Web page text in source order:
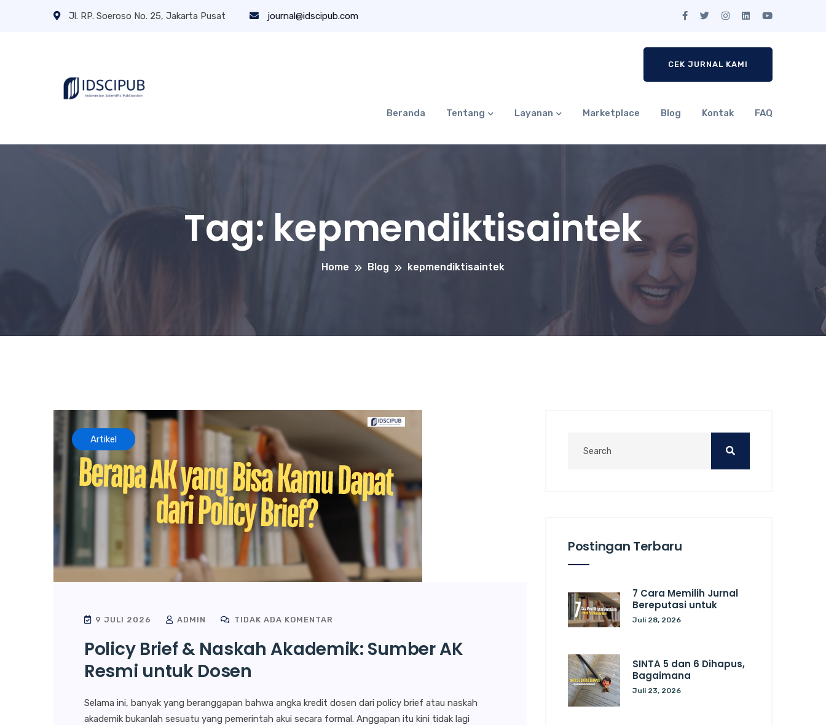
Jl. RP. Soeroso No. 25, Jakarta Pusat journal@idscipub.com
CEK JURNAL KAMI
Beranda Tentang Layanan Marketplace Blog Kontak FAQ
Tag:kepmendiktisaintek
Home Blog kepmendiktisaintek
Artikel
9 JULI 2026 ADMIN TIDAK ADA KOMENTAR
Policy Brief & Naskah Akademik: Sumber AK
Resmi untuk Dosen
Selama ini, banyak yang beranggapan bahwa angka kredit dosen dari policy brief atau naskah
akademik bukanlah sesuatu yang pemerintah akui secara formal. Anggapan itu kini tidak lagi
Postingan Terbaru
7 Cara Memilih Jurnal
Bereputasi untuk
Juli 28, 2026
SINTA 5 dan 6 Dihapus,
Bagaimana
Juli 23, 2026